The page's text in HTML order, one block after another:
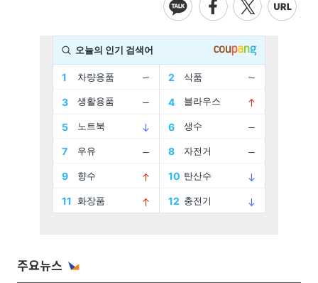
주요뉴스